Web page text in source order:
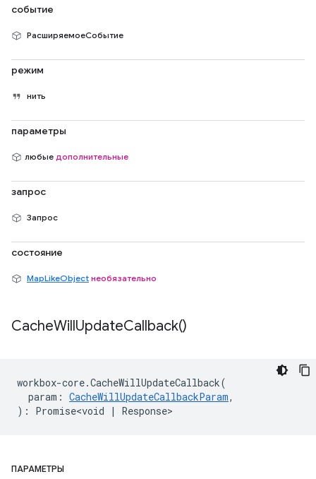
событие
РасширяемоеСобытие
режим
нить
параметры
любые дополнительные
запрос
Запрос
состояние
MapLikeObject необязательно
CacheWillUpdateCallback()
workbox-core.CacheWillUpdateCallback(
param : CacheWillUpdateCallbackParam,
) : Promise<void | Response>
ПАРАМЕТРЫ